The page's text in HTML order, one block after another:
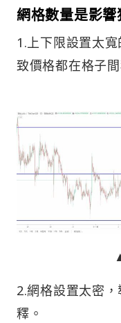
網格數量是影
1.上下限設置太
致價格都在格子
2.網格設置太密
釋。